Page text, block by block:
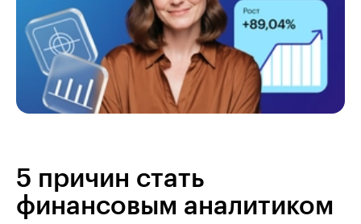
5 причин стать
финансовым аналитиком